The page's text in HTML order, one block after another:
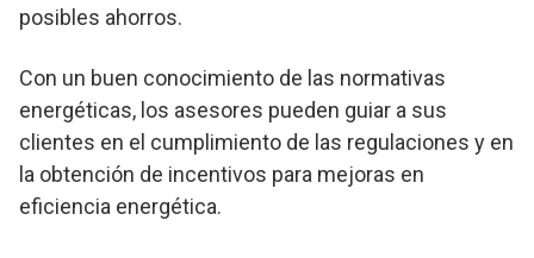
posibles ahorros.
Con un buen conocimiento de las normativas
energéticas, los asesores pueden guiar a sus
clientes en el cumplimiento de las regulaciones y en
la obtención de incentivos para mejoras en
eficiencia energética.